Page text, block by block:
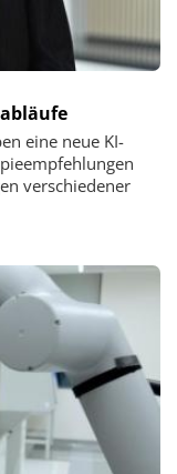
eine neue KI-
verschiedener